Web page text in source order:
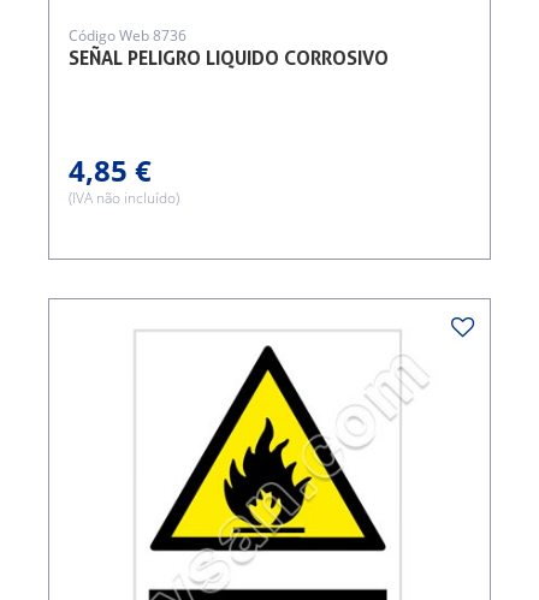
SEÑAL PELIGRO LIQUIDO CORROSIVO
Código Web 8736
4,85 €
(IVA não incluído)